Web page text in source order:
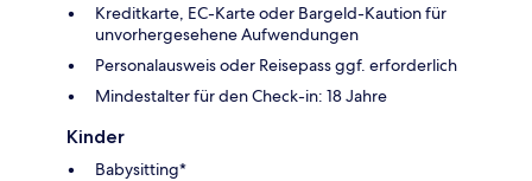
Kreditkarte, EC-Karte oder Bargeld-Kaution für
unvorhergesehene Aufwendungen
Personalausweis oder Reisepass ggf. erforderlich
Mindestalter für den Check-in: 18 Jahre
Kinder
Babysitting*